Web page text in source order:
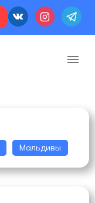
Мальдивы